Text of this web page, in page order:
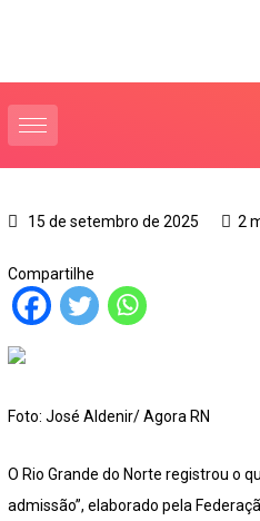
15 de setembro de 2025 2
Compartilhe
Foto: José Aldenir/ Agora RN
O Rio Grande do Norte registrou o
admissão”, elaborado pela